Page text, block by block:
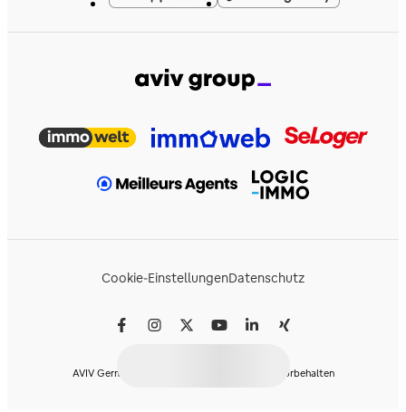
Cookie-EinstellungenDatenschutz
AVIV Germany GmbH © 2026 - Alle Rechte vorbehalten